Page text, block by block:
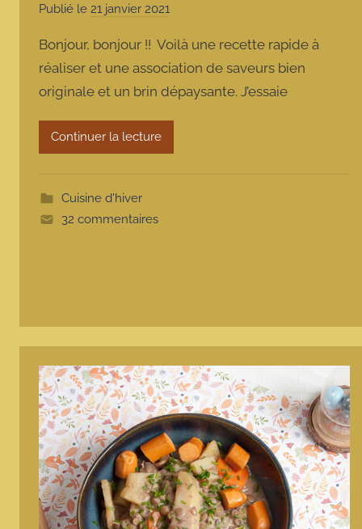
Publié le 21 janvier 2021
r
m
a
o
Bonjour, bonjour !! Voilà une recette rapide à
réaliser et une association de saveurs bien
originale et un brin dépaysante. J’essaie
Continuer la lecture
Cuisine d'hiver
32 commentaires